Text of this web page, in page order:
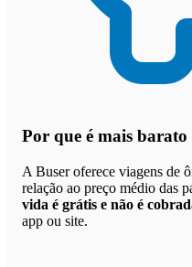
Por que é mais
A Buser oferece viagens de
relação ao preço médio das
vida é grátis e não é
app ou site.